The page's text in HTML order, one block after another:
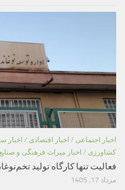
اخبار اجتماعی / اخبار اقتصادی / اخبار
کشاورزی / اخبار میراث فرهنگی و
فعالیت تنها کارگاه تولید
مرداد 17, 1405